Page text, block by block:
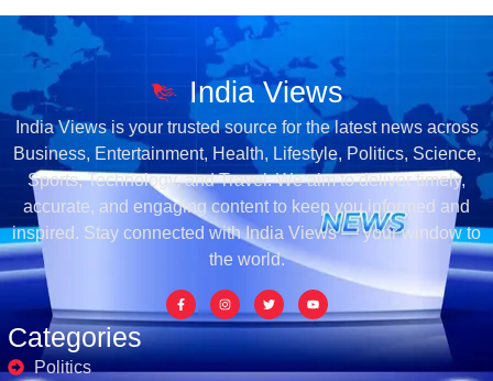
Categories
Politics
India Views
India Views is your trusted source for the latest news across
Business, Entertainment, Health, Lifestyle, Politics, Science,
Sports, Technology, and Travel. We aim to deliver timely,
accurate, and engaging content to keep you informed and
inspired. Stay connected with India Views — your window to
the world.